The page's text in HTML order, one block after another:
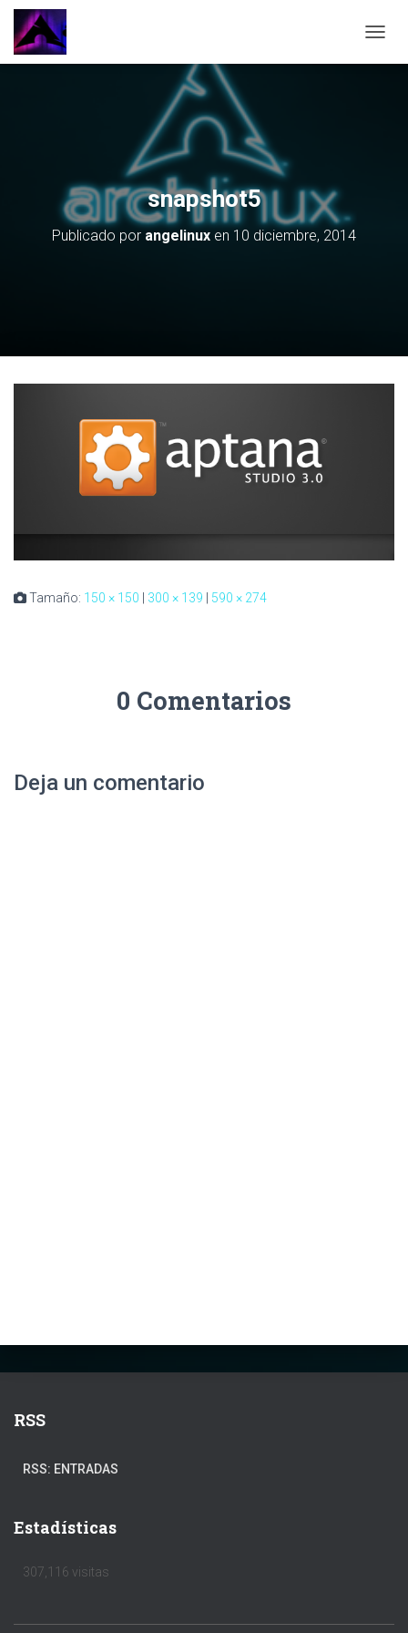
snapshot5
Publicado por angelinux en 10 diciembre, 2014
Tamaño: 150 × 150 300 × 139 590 × 274
0 Comentarios
Deja un comentario
RSS
RSS: ENTRADAS
Estadísticas
307,116 visitas